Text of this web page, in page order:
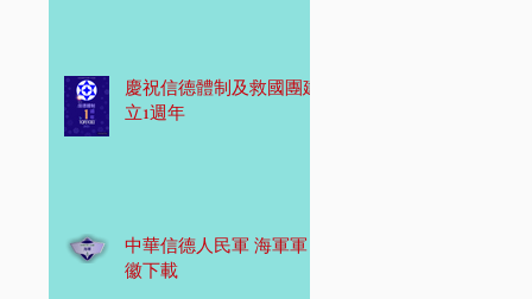
慶祝信德體制及救國團建
立1週年
中華信德人民軍 海軍軍
徽下載